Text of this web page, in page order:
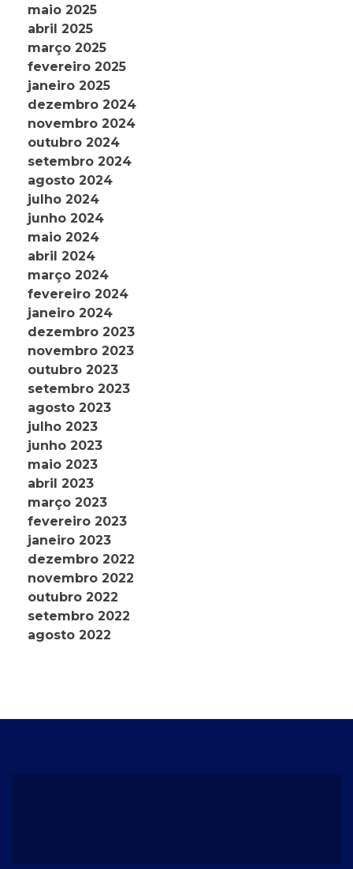
maio 2025
abril 2025
março 2025
fevereiro 2025
janeiro 2025
dezembro 2024
novembro 2024
outubro 2024
setembro 2024
agosto 2024
julho 2024
junho 2024
maio 2024
abril 2024
março 2024
fevereiro 2024
janeiro 2024
dezembro 2023
novembro 2023
outubro 2023
setembro 2023
agosto 2023
julho 2023
junho 2023
maio 2023
abril 2023
março 2023
fevereiro 2023
janeiro 2023
dezembro 2022
novembro 2022
outubro 2022
setembro 2022
agosto 2022